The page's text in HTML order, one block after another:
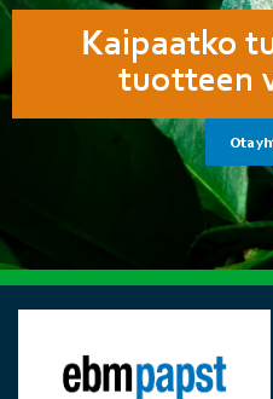
Kaipaatko
tuotteen
Ota